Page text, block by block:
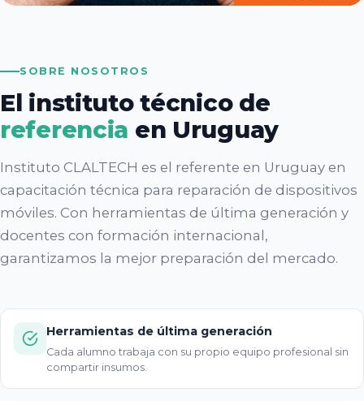
SOBRE NOSOTROS
El instituto técnico de
referencia en Uruguay
Instituto CLALTECH es el referente en Uruguay en
capacitación técnica para reparación de dispositivos
móviles. Con herramientas de última generación y
docentes con formación internacional,
garantizamos la mejor preparación del mercado.
Herramientas de última generación
Cada alumno trabaja con su propio equipo profesional sin
compartir insumos.